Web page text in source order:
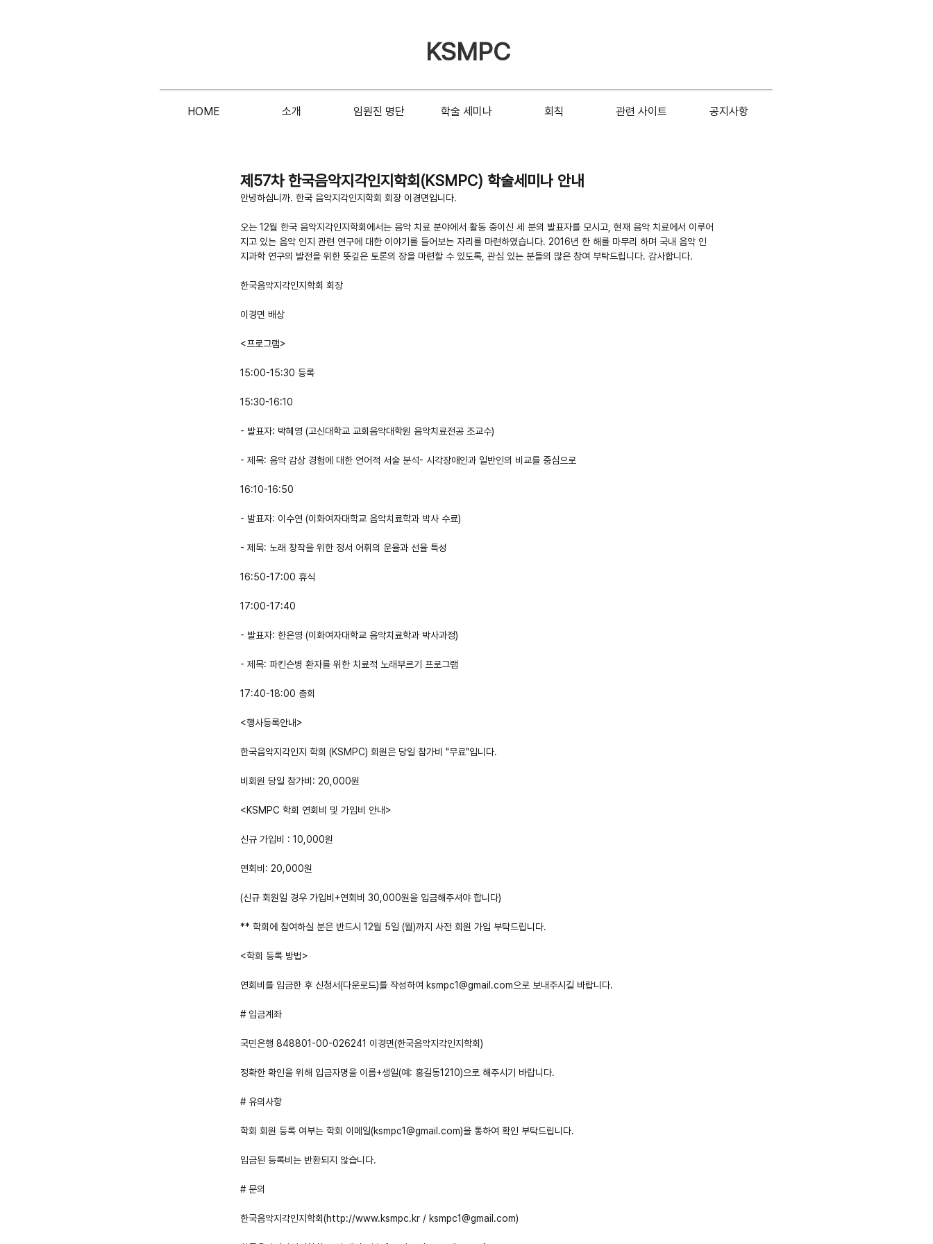
KSMPC
HOME 소개 임원진 명단 학술 세미나 회칙 관련 사이트 공지사항
제57차 한국음악지각인지학회(KSMPC) 학술세미나 안내
안녕하십니까. 한국 음악지각인지학회 회장 이경면입니다.
오는 12월 한국 음악지각인지학회에서는 음악 치료 분야에서 활동 중이신 세 분의 발표자를 모시고, 현재 음악 치료에서 이루어
지고 있는 음악 인지 관련 연구에 대한 이야기를 들어보는 자리를 마련하였습니다. 2016년 한 해를 마무리 하며 국내 음악 인
지과학 연구의 발전을 위한 뜻깊은 토론의 장을 마련할 수 있도록, 관심 있는 분들의 많은 참여 부탁드립니다. 감사합니다.
한국음악지각인지학회 회장
이경면 배상
<프로그램>
15:00-15:30 등록
15:30-16:10
- 발표자: 박혜영 (고신대학교 교회음악대학원 음악치료전공 조교수)
- 제목: 음악 감상 경험에 대한 언어적 서술 분석- 시각장애인과 일반인의 비교를 중심으로
16:10-16:50
- 발표자: 이수연 (이화여자대학교 음악치료학과 박사 수료)
- 제목: 노래 창작을 위한 정서 어휘의 운율과 선율 특성
16:50-17:00 휴식
17:00-17:40
- 발표자: 한은영 (이화여자대학교 음악치료학과 박사과정)
- 제목: 파킨슨병 환자를 위한 치료적 노래부르기 프로그램
17:40-18:00 총회
<행사등록안내>
한국음악지각인지 학회 (KSMPC) 회원은 당일 참가비 "무료"입니다.
비회원 당일 참가비: 20,000원
<KSMPC 학회 연회비 및 가입비 안내>
신규 가입비 : 10,000원
연회비: 20,000원
(신규 회원일 경우 가입비+연회비 30,000원을 입금해주셔야 합니다)
** 학회에 참여하실 분은 반드시 12월 5일 (월)까지 사전 회원 가입 부탁드립니다.
<학회 등록 방법>
연회비를 입금한 후 신청서(다운로드)를 작성하여 ksmpc1@gmail.com으로 보내주시길 바랍니다.
# 입금계좌
국민은행 848801-00-026241 이경면(한국음악지각인지학회)
정확한 확인을 위해 입금자명을 이름+생일(예: 홍길동1210)으로 해주시기 바랍니다.
# 유의사항
학회 회원 등록 여부는 학회 이메일(ksmpc1@gmail.com)을 통하여 확인 부탁드립니다.
입금된 등록비는 반환되지 않습니다.
# 문의
한국음악지각인지학회(http://www.ksmpc.kr / ksmpc1@gmail.com)